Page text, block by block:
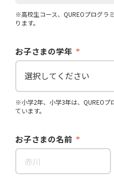
※高校生コース、QUREOプログラ
ります。
お子さまの学年
※小学2年、小学3年は、QUREOプ
ています。
お子さまの名前